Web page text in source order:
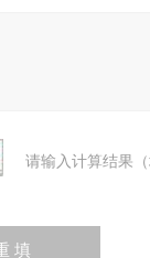
请输入计算结果